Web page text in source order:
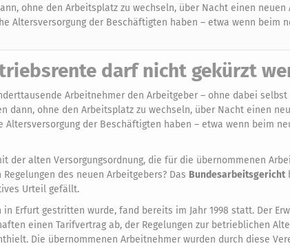
ohne den Arbeitsplatz zu wechseln, über Nacht einen neuen
Altersversorgung der Beschäftigten haben – etwa wenn beim
darf nicht gekürzt
Arbeitnehmer den Arbeitgeber – ohne dabei
dann, ohne den Arbeitsplatz zu wechseln, über Nacht einen
der Beschäftigten haben – etwa wenn beim
der alten Versorgungsordnung, die für die übernommenen
des neuen Arbeitgebers? Das Bundesarbeitsgericht
Urteil gefällt.
Erfurt gestritten wurde, fand bereits im Jahr 1998 statt. Der
einen Tarifvertrag ab, der Regelungen zur betrieblichen
Die übernommenen Arbeitnehmer wurden durch diese